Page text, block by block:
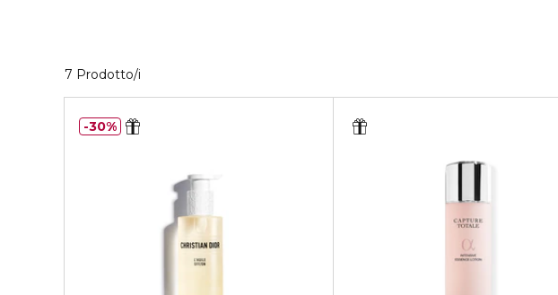
7 Prodotto/i
30%